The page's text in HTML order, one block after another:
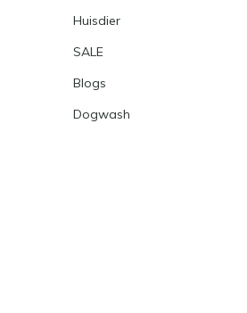
Huisdier
SALE
Blogs
Dogwash